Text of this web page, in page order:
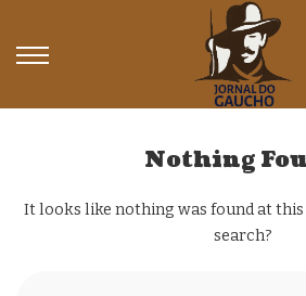
Nothing
It looks like nothing was found at
search?